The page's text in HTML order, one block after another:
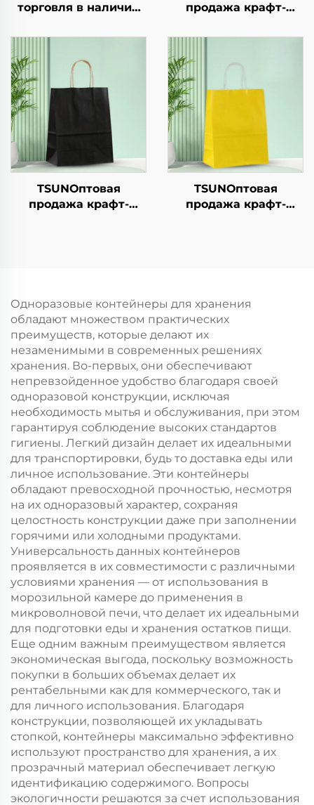
торговля в наличии
для покупок
логотип takeaway и
Новый год/Рождество
подарочная упаковка
продажа крафт-
логотипом на заказ
новогодней/
рождественской еды
с возможностью
нанесения принта
TSUNОптовая
продажа крафт-
нанесения принта
TSUNОптовая
продажа крафт-
рождественской еды
в гофрокarton
Одноразовые контейнеры для хранения
обладают множеством практических
преимуществ, которые делают их
незаменимыми в современных решениях
хранения. Во-первых, они обеспечивают
непревзойденное удобство благодаря своей
одноразовой конструкции, исключая
необходимость мытья и обслуживания, при этом
гарантируя соблюдение высоких стандартов
гигиены. Легкий дизайн делает их идеальными
для транспортировки, будь то доставка еды или
личное использование. Эти контейнеры
обладают превосходной прочностью, несмотря
на их одноразовый характер, сохраняя
целостность конструкции даже при заполнении
горячими или холодными продуктами.
Универсальность данных контейнеров
проявляется в их совместимости с различными
условиями хранения — от использования в
морозильной камере до применения в
микроволновой печи, что делает их идеальными
для подготовки еды и хранения остатков пищи.
Еще одним важным преимуществом является
экономическая выгода, поскольку возможность
покупки в больших объемах делает их
рентабельными как для коммерческого, так и
для личного использования. Благодаря
конструкции, позволяющей их укладывать
стопкой, контейнеры максимально эффективно
используют пространство для хранения, а их
прозрачный материал обеспечивает легкую
идентификацию содержимого. Вопросы
экологичности решаются за счет использования